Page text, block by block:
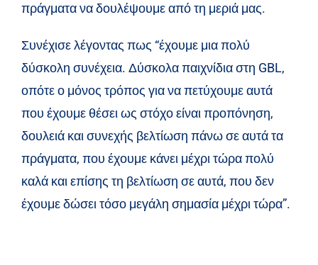
πράγματα να δουλέψουμε από τη μεριά μας.
Συνέχισε λέγοντας πως “έχουμε μια πολύ
δύσκολη συνέχεια. Δύσκολα παιχνίδια στη GBL,
οπότε ο μόνος τρόπος για να πετύχουμε αυτά
που έχουμε θέσει ως στόχο είναι προπόνηση,
δουλειά και συνεχής βελτίωση πάνω σε αυτά τα
πράγματα, που έχουμε κάνει μέχρι τώρα πολύ
καλά και επίσης τη βελτίωση σε αυτά, που δεν
έχουμε δώσει τόσο μεγάλη σημασία μέχρι τώρα”.